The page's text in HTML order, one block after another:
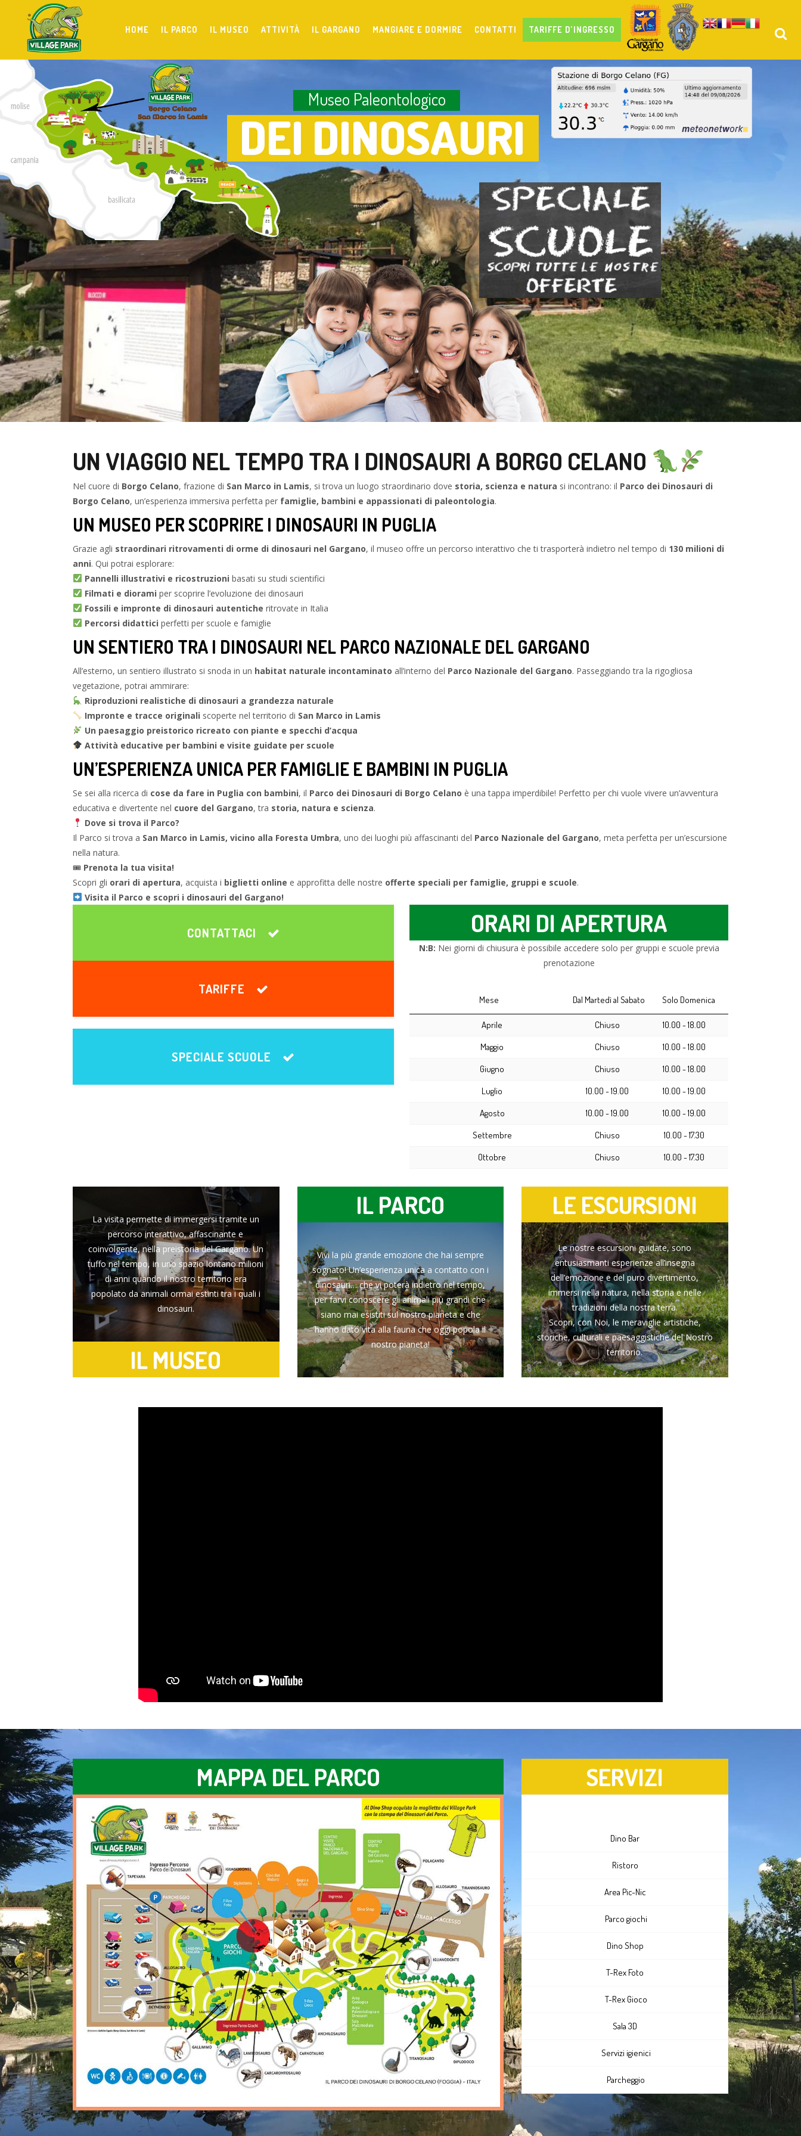
HOME IL PARCO IL MUSEO ATTIVITÀ IL GARGANO MANGIARE E DORMIRE CONTATTI TARIFFE D’INGRESSO
Museo Paleontologico
DEI DINOSAURI
UN VIAGGIO NEL TEMPO TRA I DINOSAURI A BORGO CELANO
Nel cuore di Borgo Celano, frazione di San Marco in Lamis, si trova un luogo straordinario dove storia, scienza e natura si incontrano: il Parco dei Dinosauri di
Borgo Celano, un’esperienza immersiva perfetta per famiglie, bambini e appassionati di paleontologia.
UN MUSEO PER SCOPRIRE I DINOSAURI IN PUGLIA
Grazie agli straordinari ritrovamenti di orme di dinosauri nel Gargano, il museo offre un percorso interattivo che ti trasporterà indietro nel tempo di 130 milioni di
anni. Qui potrai esplorare:
Pannelli illustrativi e ricostruzioni basati su studi scientifici
Filmati e diorami per scoprire l’evoluzione dei dinosauri
Fossili e impronte di dinosauri autentiche ritrovate in Italia
Percorsi didattici perfetti per scuole e famiglie
UN SENTIERO TRA I DINOSAURI NEL PARCO NAZIONALE DEL GARGANO
All’esterno, un sentiero illustrato si snoda in un habitat naturale incontaminato all’interno del Parco Nazionale del Gargano. Passeggiando tra la rigogliosa
vegetazione, potrai ammirare:
Riproduzioni realistiche di dinosauri a grandezza naturale
Impronte e tracce originali scoperte nel territorio di San Marco in Lamis
Un paesaggio preistorico ricreato con piante e specchi d’acqua
Attività educative per bambini e visite guidate per scuole
UN’ESPERIENZA UNICA PER FAMIGLIE E BAMBINI IN PUGLIA
Se sei alla ricerca di cose da fare in Puglia con bambini, il Parco dei Dinosauri di Borgo Celano è una tappa imperdibile! Perfetto per chi vuole vivere un’avventura
educativa e divertente nel cuore del Gargano, tra storia, natura e scienza.
Dove si trova il Parco?
Il Parco si trova a San Marco in Lamis, vicino alla Foresta Umbra, uno dei luoghi più affascinanti del Parco Nazionale del Gargano, meta perfetta per un’escursione
nella natura.
🎟 Prenota la tua visita!
Scopri gli orari di apertura, acquista i biglietti online e approfitta delle nostre offerte speciali per famiglie, gruppi e scuole.
Visita il Parco e scopri i dinosauri del Gargano!
CONTATTACI
TARIFFE
SPECIALE SCUOLE
ORARI DI APERTURA
N:B: Nei giorni di chiusura è possibile accedere solo per gruppi e scuole previa
prenotazione
Mese Dal Martedì al Sabato Solo Domenica
Aprile Chiuso
10.00 - 18.00
Maggio
Chiuso
10.00 - 18.00
Giugno
Chiuso
10.00 - 18.00
Luglio
10.00 - 19.00
10.00 - 19.00
Agosto
10.00 - 19.00
10.00 - 19.00
Settembre
Chiuso
10.00 - 17.30
Ottobre
Chiuso 10.00 - 17.30
La visita permette di immergersi tramite un
percorso interattivo, affascinante e
coinvolgente, nella preistoria del Gargano. Un
tuffo nel tempo, in uno spazio lontano milioni
di anni quando il nostro territorio era
popolato da animali ormai estinti tra i quali i
dinosauri.
IL MUSEO
IL PARCO
Vivi la più grande emozione che hai sempre
sognato! Un’esperienza unica a contatto con i
dinosauri… che vi poterà indietro nel tempo,
per farvi conoscere gli animali più grandi che
siano mai esistiti sul nostro pianeta e che
hanno dato vita alla fauna che oggi popola il
nostro pianeta!
LE ESCURSIONI
Le nostre escursioni guidate, sono
entusiasmanti esperienze all’insegna
dell’emozione e del puro divertimento,
immersi nella natura, nella storia e nelle
tradizioni della nostra terra.
Scopri, con Noi, le meraviglie artistiche,
storiche, culturali e paesaggistiche del Nostro
territorio.
MAPPA DEL PARCO SERVIZI
Dino Bar
Ristoro
Area Pic-Nic
Parco giochi
Dino Shop
T-Rex Foto
T-Rex Gioco
Sala 3D
Servizi igienici
Parcheggio